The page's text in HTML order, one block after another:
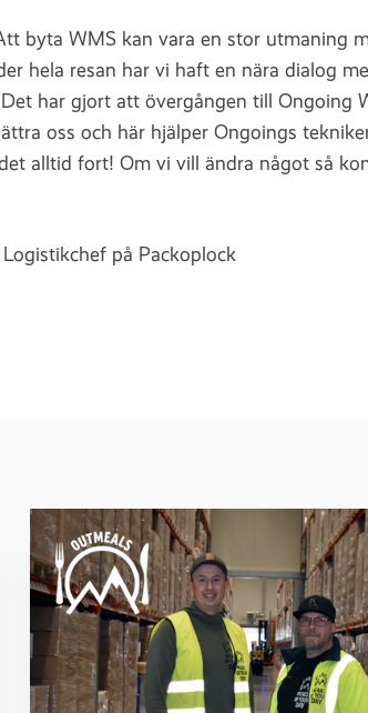
byta WMS kan vara en stor utmaning
hela resan har vi haft en nära dialog
har gjort att övergången till Ongoing
oss och här hjälper Ongoings
alltid fort! Om vi vill ändra något så
på Packoplock